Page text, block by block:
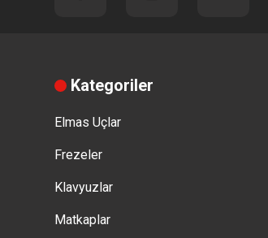
Kategoriler
Elmas Uçlar
Frezeler
Klavyuzlar
Matkaplar